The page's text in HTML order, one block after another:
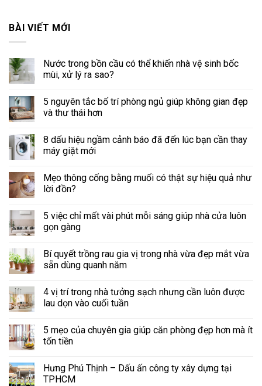
BÀI VIẾT MỚI
Nước trong bồn cầu có thể khiến nhà vệ sinh bốc
mùi, xử lý ra sao?
5 nguyên tắc bố trí phòng ngủ giúp không gian đẹp
và thư thái hơn
8 dấu hiệu ngầm cảnh báo đã đến lúc bạn cần thay
máy giặt mới
Mẹo thông cống bằng muối có thật sự hiệu quả như
lời đồn?
5 việc chỉ mất vài phút mỗi sáng giúp nhà cửa luôn
gọn gàng
Bí quyết trồng rau gia vị trong nhà vừa đẹp mắt vừa
sẵn dùng quanh năm
4 vị trí trong nhà tưởng sạch nhưng cần luôn được
lau dọn vào cuối tuần
5 mẹo của chuyên gia giúp căn phòng đẹp hơn mà ít
tốn tiền
Hưng Phú Thịnh – Dấu ấn công ty xây dựng tại
TPHCM